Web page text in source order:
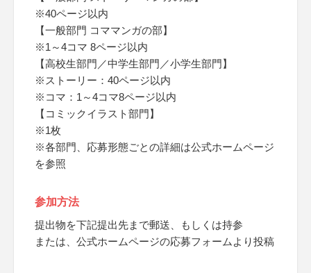
※40ページ以内
【一般部門 コママンガの部】
※1～4コマ 8ページ以内
【高校生部門／中学生部門／小学生部門】
※ストーリー：40ページ以内
※コマ：1～4コマ8ページ以内
【コミックイラスト部門】
※1枚
※各部門、応募形態ごとの詳細は公式ホームページ
を参照
参加方法
提出物を下記提出先まで郵送、もしくは持参
または、公式ホームページの応募フォームより投稿